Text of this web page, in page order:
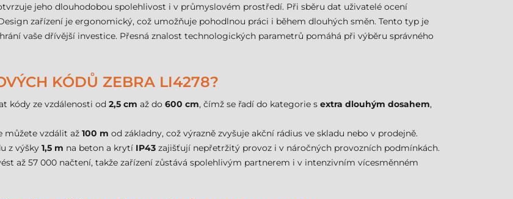
jeho dlouhodobou spolehlivost i v průmyslovém prostředí. Při sběru dat uživatelé ocení
zařízení je ergonomický, což umožňuje pohodlnou práci i během dlouhých směn. Tento typ je
vaše dřívější investice. Přesná znalost technologických parametrů pomáhá při výběru správného
KÓDŮ ZEBRA LI4278?
kódy ze vzdálenosti od 2,5 cm až do 600 cm, čímž se řadí do kategorie s extra dlouhým dosahem,
můžete vzdálit až 100 m od základny, což výrazně zvyšuje akční rádius ve skladu nebo v prodejně.
z výšky 1,5 m na beton a krytí IP43 zajišťují nepřetržitý provoz i v náročných provozních podmínkách.
až 57 000 načtení, takže zařízení zůstává spolehlivým partnerem i v intenzivním vícesměnném